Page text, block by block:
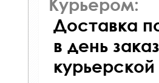
Доставка
в день